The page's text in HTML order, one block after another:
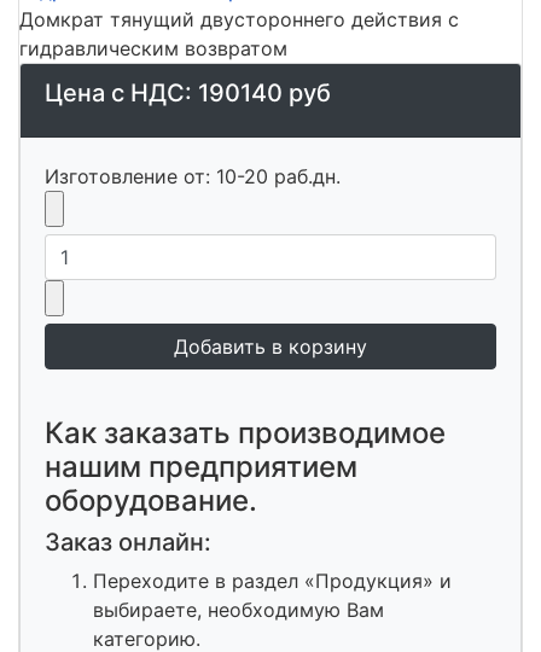
Домкрат тянущий двустороннего действия с
гидравлическим возвратом
Цена с НДС: 190140 руб
Изготовление от: 10-20 раб.дн.
Как заказать производимое
нашим предприятием
оборудование.
Заказ онлайн:
Переходите в раздел «Продукция» и
выбираете, необходимую Вам
категорию.